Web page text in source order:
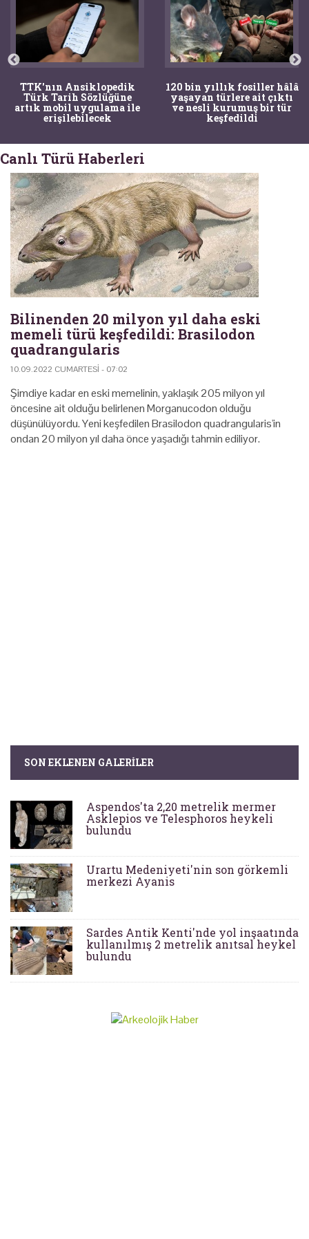
TTK'nın Ansiklopedik
Türk Tarih Sözlüğüne
artık mobil uygulama ile
erişilebilecek
120 bin yıllık fosiller hâlâ
yaşayan türlere ait çıktı
ve nesli kurumuş bir tür
keşfedildi
Canlı Türü Haberleri
Bilinenden 20 milyon yıl daha eski
memeli türü keşfedildi: Brasilodon
quadrangularis
10.09.2022 CUMARTESI - 07:02
Şimdiye kadar en eski memelinin, yaklaşık 205 milyon yıl
öncesine ait olduğu belirlenen Morganucodon olduğu
düşünülüyordu. Yeni keşfedilen Brasilodon quadrangularis'in
ondan 20 milyon yıl daha önce yaşadığı tahmin ediliyor.
SON EKLENEN GALERILER
Aspendos'ta 2,20 metrelik mermer
Asklepios ve Telesphoros heykeli
bulundu
Urartu Medeniyeti'nin son görkemli
merkezi Ayanis
Sardes Antik Kenti'nde yol inşaatında
kullanılmış 2 metrelik anıtsal heykel
bulundu